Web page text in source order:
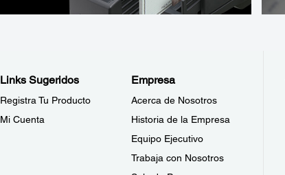
Links Sugeridos
Registra Tu Producto
Mi Cuenta
Empresa
Acerca de Nosotros
Historia de la Empresa
Equipo Ejecutivo
Trabaja con Nosotros